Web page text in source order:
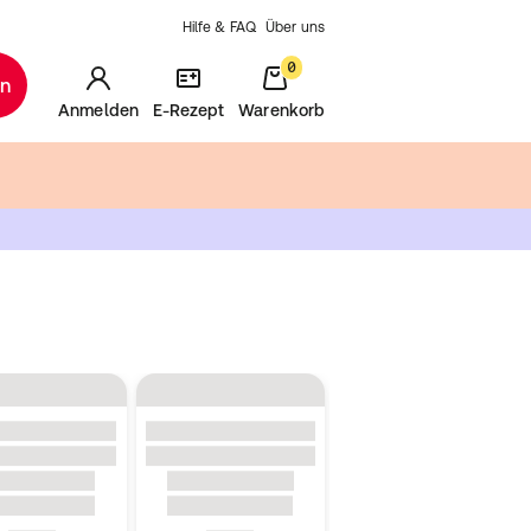
Hilfe & FAQ Über uns
Anmelden E-Rezept
0
Warenkorb